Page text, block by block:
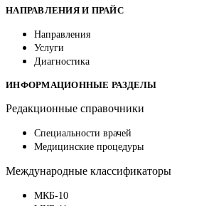
НАПРАВЛЕНИЯ И ПРАЙС
Направления
Услуги
Диагностика
ИНФОРМАЦИОННЫЕ РАЗДЕЛЫ
Редакционные справочники
Специальности врачей
Медицинские процедуры
Международные классификаторы
МКБ-10